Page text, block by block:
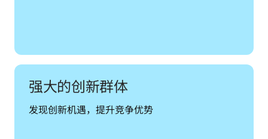
强大的创新群体
发现创新机遇，提升竞争优势